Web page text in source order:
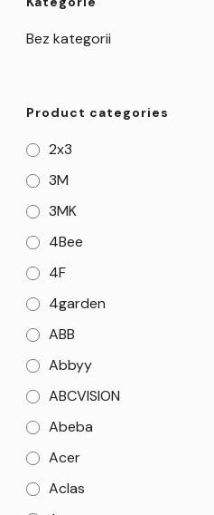
Bez kategorii
Product categories
2x3
3M
3MK
4Bee
4F
4garden
ABB
Abbyy
ABCVISION
Abeba
Acer
Aclas